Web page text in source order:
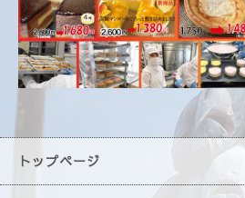
トップページ